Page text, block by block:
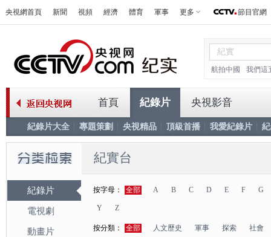
央視網首頁 新聞 視頻 經濟 體育 軍事 更多 節目官網
航拍中國 我們這
首頁 紀錄片
紀錄片大全 專題策劃 央視精品 頂級首播 我愛紀錄片
央視影音
紀錄片
電視劇
動畫片
紀實台
按字母： 全部 A B C D E F G
Y Z
按分類： 全部 人文歷史 軍事 探索 社會